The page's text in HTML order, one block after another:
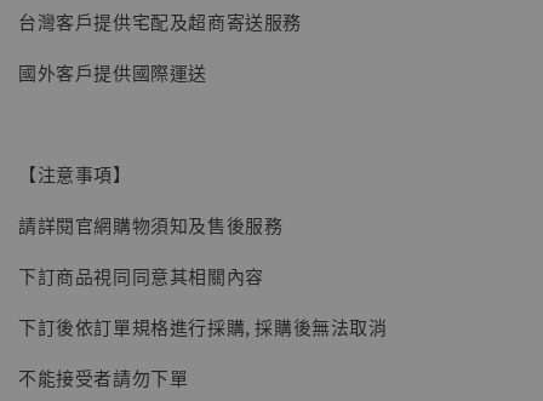
NT$ 4,980
NT$ 5,300
台灣客戶提供宅配及超商寄送服務
國外客戶提供國際運送
【注意事項】
請詳閱官網購物須知及售後服務
下訂商品視同同意其相關內容
下訂後依訂單規格進行採購, 採購後無法取消
不能接受者請勿下單